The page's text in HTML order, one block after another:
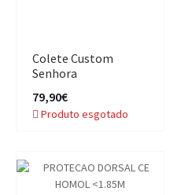
Colete Custom
Senhora
79,90€
Produto esgotado